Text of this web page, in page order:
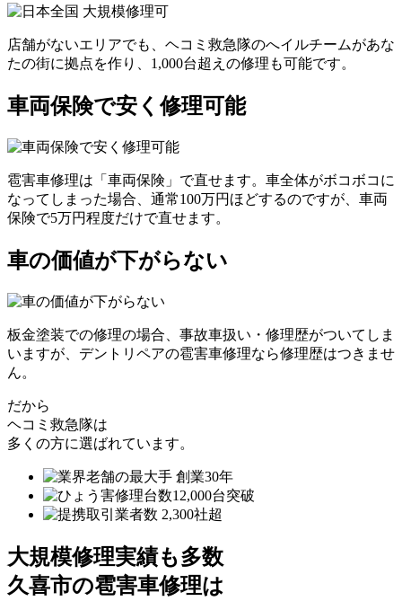
店舗がないエリアでも、ヘコミ救急隊のへイルチームがあな
たの街に拠点を作り、1,000台超えの修理も可能です。
車両保険で安く修理可能
雹害車修理は「車両保険」で直せます。車全体がボコボコに
なってしまった場合、通常100万円ほどするのですが、車両
保険で5万円程度だけで直せます。
車の価値が下がらない
板金塗装での修理の場合、事故車扱い・修理歴がついてしま
いますが、デントリペアの雹害車修理なら修理歴はつきませ
ん。
だから
ヘコミ救急隊は
多くの方に選ばれています。
大規模修理実績も多数
久喜市の雹害車修理は